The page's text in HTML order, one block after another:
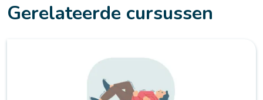
Gerelateerde cursussen